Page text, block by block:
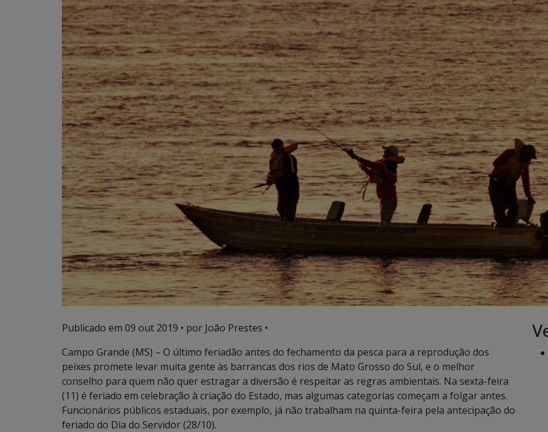
Publicado em 09 out 2019 • por João Prestes •
Campo Grande (MS) – O último feriadão antes do fechamento da pesca para a reprodução dos
peixes promete levar muita gente às barrancas dos rios de Mato Grosso do Sul, e o melhor
conselho para quem não quer estragar a diversão é respeitar as regras ambientais. Na sexta-feira
(11) é feriado em celebração à criação do Estado, mas algumas categorias começam a folgar antes.
Funcionários públicos estaduais, por exemplo, já não trabalham na quinta-feira pela antecipação do
feriado do Dia do Servidor (28/10).